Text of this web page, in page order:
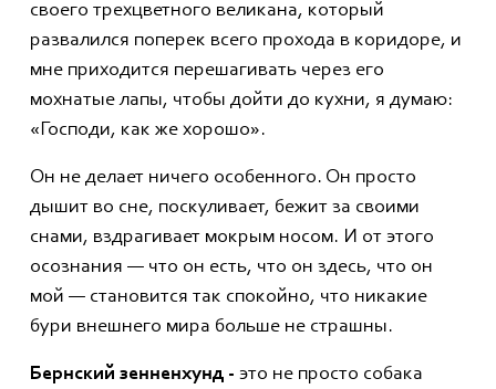
своего трехцветного великана, который
развалился поперек всего прохода в коридоре, и
мне приходится перешагивать через его
мохнатые лапы, чтобы дойти до кухни, я думаю:
«Господи, как же хорошо».
Он не делает ничего особенного. Он просто
дышит во сне, поскуливает, бежит за своими
снами, вздрагивает мокрым носом. И от этого
осознания — что он есть, что он здесь, что он
мой — становится так спокойно, что никакие
бури внешнего мира больше не страшны.
Бернский зенненхунд - это не просто собака